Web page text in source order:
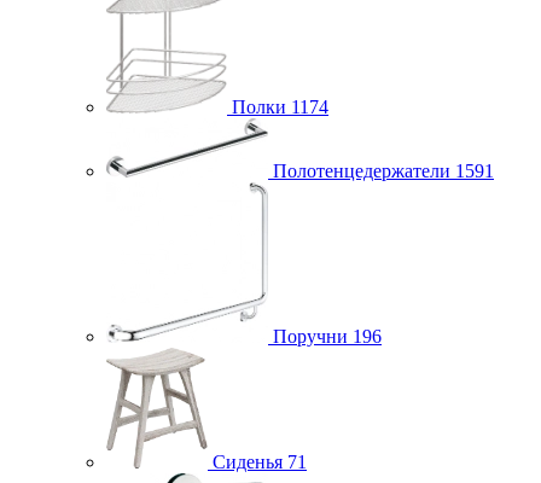
Полки 1174
Полотенцедержатели 1591
Поручни 196
Сиденья 71